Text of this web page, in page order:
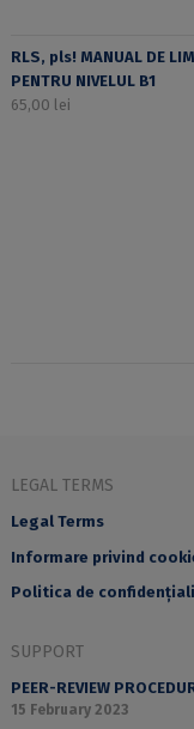
RLS, pls! MANUAL DE
PENTRU NIVELUL B1
65,00 lei
LEGAL TERMS
Legal Terms
Informare privind
Politica de
SUPPORT
PEER-REVIEW
15 February 2023